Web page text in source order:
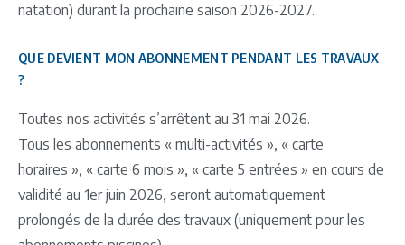
natation) durant la prochaine saison 2026-2027.
QUE DEVIENT MON ABONNEMENT PENDANT LES TRAVAUX
?
Toutes nos activités s’arrêtent au 31 mai 2026.
Tous les abonnements « multi-activités », « carte
horaires », « carte 6 mois », « carte 5 entrées » en cours de
validité au 1er juin 2026, seront automatiquement
prolongés de la durée des travaux (uniquement pour les